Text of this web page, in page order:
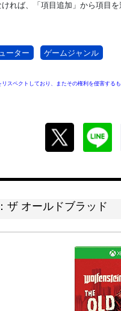
れば、「項目追加」から項目を
ーター ゲームジャンル
スペクトしており、またその権利を侵害する
ザ オールドブラッド